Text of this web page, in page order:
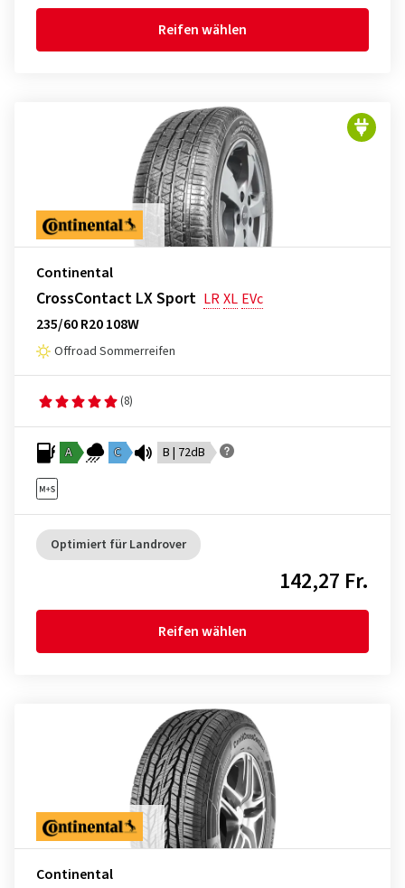
Reifen wählen
Continental
CrossContact LX Sport LRXL EVc
235/60 R20 108W
Offroad Sommerreifen
(8)
A C B | 72dB
Optimiert für Landrover
142,27 Fr.
Reifen wählen
Continental